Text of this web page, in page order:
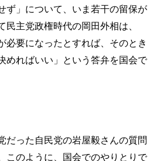
ず」について、いま若干の留保が
民主党政権時代の岡田外相は、
必要になったとすれば、そのとき
めればいい」という答弁を国会で
だった自民党の岩屋毅さんの質問
このように、国会でのやりとりで